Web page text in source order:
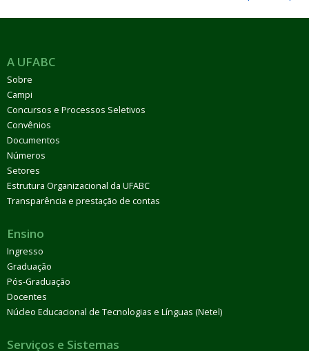
A UFABC
Sobre
Campi
Concursos e Processos Seletivos
Convênios
Documentos
Números
Setores
Estrutura Organizacional da UFABC
Transparência e prestação de contas
Ensino
Ingresso
Graduação
Pós-Graduação
Docentes
Núcleo Educacional de Tecnologias e Línguas (Netel)
Serviços e Sistemas